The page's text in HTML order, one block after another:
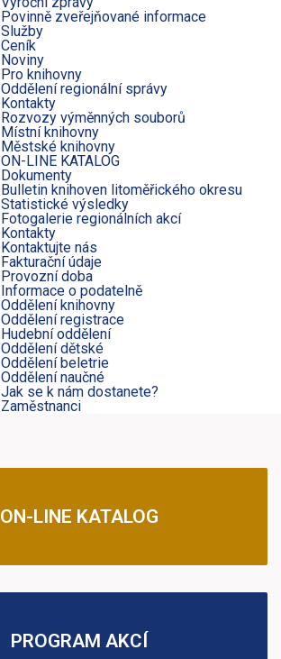
Povinně zveřejňované informace
Služby
Ceník
Noviny
Pro knihovny
Oddělení regionální správy
Kontakty
Rozvozy výměnných souborů
Místní knihovny
Městské knihovny
ON-LINE KATALOG
Dokumenty
Bulletin knihoven litoměřického okresu
Statistické výsledky
Fotogalerie regionálních akcí
Kontakty
Kontaktujte nás
Fakturační údaje
Provozní doba
Informace o podatelně
Oddělení knihovny
Oddělení registrace
Hudební oddělení
Oddělení dětské
Oddělení beletrie
Oddělení naučné
Jak se k nám dostanete?
Zaměstnanci
ON-LINE KATALOG
PROGRAM AKCÍ